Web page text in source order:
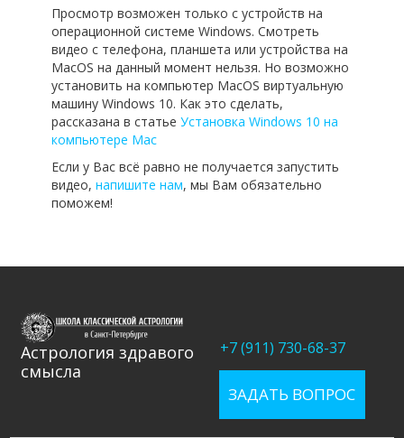
Просмотр возможен только с устройств на
операционной системе Windows. Смотреть
видео с телефона, планшета или устройства на
MacOS на данный момент нельзя. Но возможно
установить на компьютер MacOS виртуальную
машину Windows 10. Как это сделать,
рассказана в статье Установка Windows 10 на
компьютере Mac
Если у Вас всё равно не получается запустить
видео, напишите нам, мы Вам обязательно
поможем!
Астрология здравого
смысла
+7 (911) 730-68-37
ЗАДАТЬ ВОПРОС